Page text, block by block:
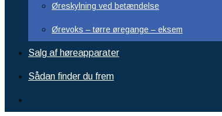
Øreskylning ved betændelse
Ørevoks – tørre øregange – eksem
Salg af høreapparater
Sådan finder du frem